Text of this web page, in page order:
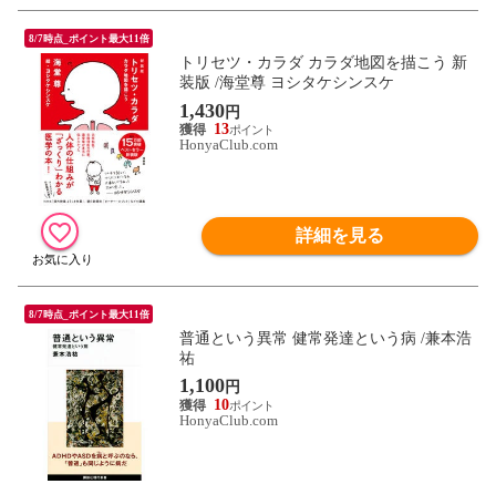
8/7時点_ポイント最大11倍
トリセツ・カラダ カラダ地図を描こう 新
装版 /海堂尊 ヨシタケシンスケ
1,430円
13
HonyaClub.com
詳細を見る
8/7時点_ポイント最大11倍
普通という異常 健常発達という病 /兼本浩
祐
1,100円
10
HonyaClub.com